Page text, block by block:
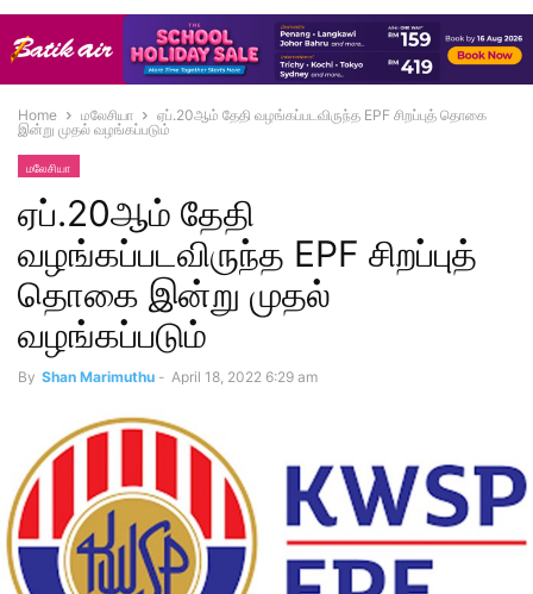
Home மலேசியா
ஏப்.20ஆம் தேதி வழங்கப்படவிருந்த EPF சிறப்புத் தொகை
இன்று முதல் வழங்கப்படும்
மலேசியா
ஏப்.20ஆம் தேதி
வழங்கப்படவிருந்த EPF சிறப்புத்
தொகை இன்று முதல்
வழங்கப்படும்
By Shan Marimuthu - April 18, 2022 6:29 am